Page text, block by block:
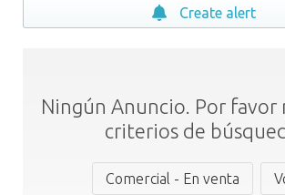
Create alert
Ningún Anuncio. Por favor
criterios de
Comercial - En venta